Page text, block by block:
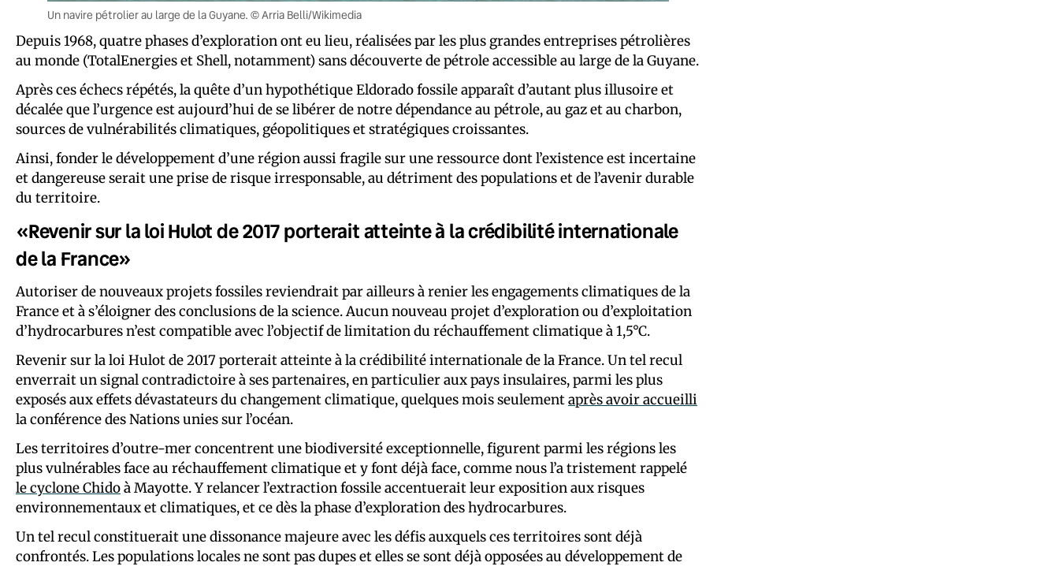
Un navire pétrolier au large de la Guyane. © Arria Belli/Wikimedia
Depuis 1968, quatre phases d’exploration ont eu lieu, réalisées par les plus grandes entreprises pétrolières
au monde (TotalEnergies et Shell, notamment) sans découverte de pétrole accessible au large de la Guyane.
Après ces échecs répétés, la quête d’un hypothétique Eldorado fossile apparaît d’autant plus illusoire et
décalée que l’urgence est aujourd’hui de se libérer de notre dépendance au pétrole, au gaz et au charbon,
sources de vulnérabilités climatiques, géopolitiques et stratégiques croissantes.
Ainsi, fonder le développement d’une région aussi fragile sur une ressource dont l’existence est incertaine
et dangereuse serait une prise de risque irresponsable, au détriment des populations et de l’avenir durable
du territoire.
«Revenir sur la loi Hulot de 2017 porterait atteinte à la crédibilité internationale
de la France»
Autoriser de nouveaux projets fossiles reviendrait par ailleurs à renier les engagements climatiques de la
France et à s’éloigner des conclusions de la science. Aucun nouveau projet d’exploration ou d’exploitation
d’hydrocarbures n’est compatible avec l’objectif de limitation du réchauffement climatique à 1,5°C.
Revenir sur la loi Hulot de 2017 porterait atteinte à la crédibilité internationale de la France. Un tel recul
enverrait un signal contradictoire à ses partenaires, en particulier aux pays insulaires, parmi les plus
exposés aux effets dévastateurs du changement climatique, quelques mois seulementaprès avoir accueilli
la conférence des Nations unies sur l’océan.
Les territoires d’outre-mer concentrent une biodiversité exceptionnelle, figurent parmi les régions les
plus vulnérables face au réchauffement climatique et y font déjà face, comme nous l’a tristement rappelé
le cyclone Chidoà Mayotte. Y relancer l’extraction fossile accentuerait leur exposition aux risques
environnementaux et climatiques, et ce dès la phase d’exploration des hydrocarbures.
Un tel recul constituerait une dissonance majeure avec les défis auxquels ces territoires sont déjà
confrontés. Les populations locales ne sont pas dupes et elles se sont déjà opposées au développement de